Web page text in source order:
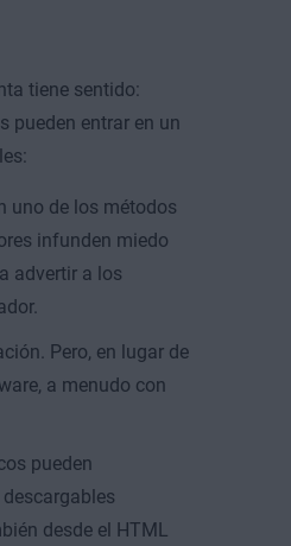
tiene sentido:
pueden entrar en un
uno de los métodos
infunden miedo
advertir a los
Pero, en lugar de
a menudo con
pueden
desde el HTML